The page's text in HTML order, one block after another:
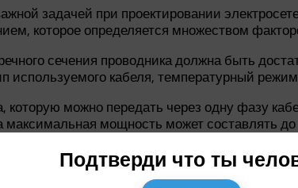
задачей при проектировании
которое определяется множеством
сечения проводника должна быть
используемого кабеля, температурный
можно передать через одну фазу
мощность может составлять до
проводника должно быть большим. В
следует учитывать как минимальные, так
Подтверди что ты